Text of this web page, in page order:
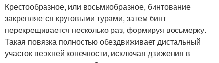
Крестообразное, или восьмиобразное, бинтование
закрепляется круговыми турами, затем бинт
перекрещивается несколько раз, формируя восьмерку.
Такая повязка полностью обездвиживает дистальный
участок верхней конечности, исключая движения в